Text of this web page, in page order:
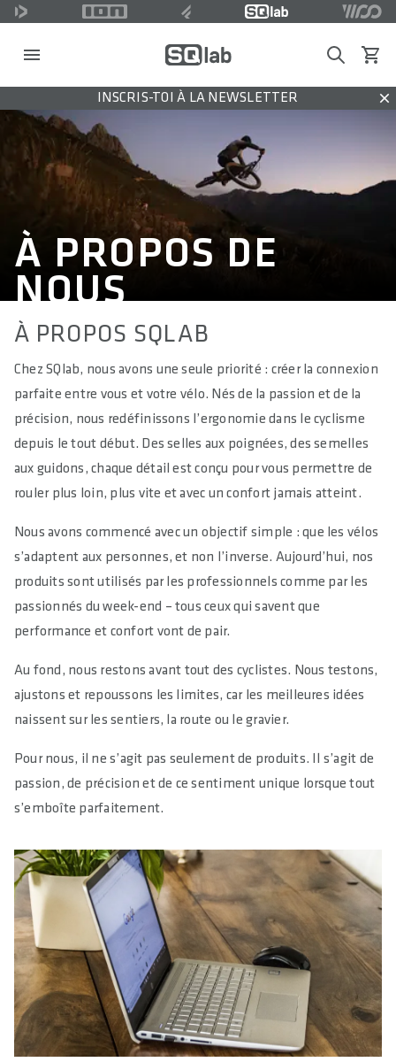
SearchVoir
INSCRIS-TOI À LA NEWSLETTER
À PROPOS DE
NOUS
À PROPOS SQLAB
Chez SQlab, nous avons une seule priorité : créer la connexion
parfaite entre vous et votre vélo. Nés de la passion et de la
précision, nous redéfinissons l’ergonomie dans le cyclisme
depuis le tout début. Des selles aux poignées, des semelles
aux guidons, chaque détail est conçu pour vous permettre de
rouler plus loin, plus vite et avec un confort jamais atteint.
Nous avons commencé avec un objectif simple : que les vélos
s’adaptent aux personnes, et non l’inverse. Aujourd’hui, nos
produits sont utilisés par les professionnels comme par les
passionnés du week-end – tous ceux qui savent que
performance et confort vont de pair.
Au fond, nous restons avant tout des cyclistes. Nous testons,
ajustons et repoussons les limites, car les meilleures idées
naissent sur les sentiers, la route ou le gravier.
Pour nous, il ne s’agit pas seulement de produits. Il s’agit de
passion, de précision et de ce sentiment unique lorsque tout
s’emboîte parfaitement.